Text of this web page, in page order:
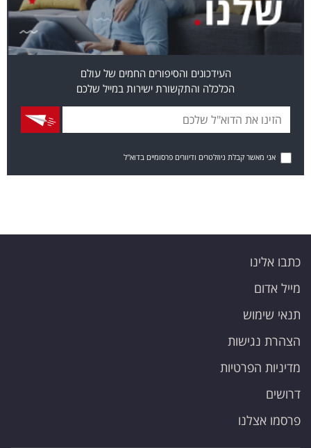
העידכונים והסיפורים החמים של עולם
הכלכלה והתקשורת ישירות במייל שלכם
אני מאשר קבלת ניוזלטרים ודיוורים פרסומיים בדוא"ל
כתבו אלינו
מייל אדום
תנאי שימוש
הצהרת נגישות
מדיניות הפרטיות
דרושים
פרסמו אצלנו